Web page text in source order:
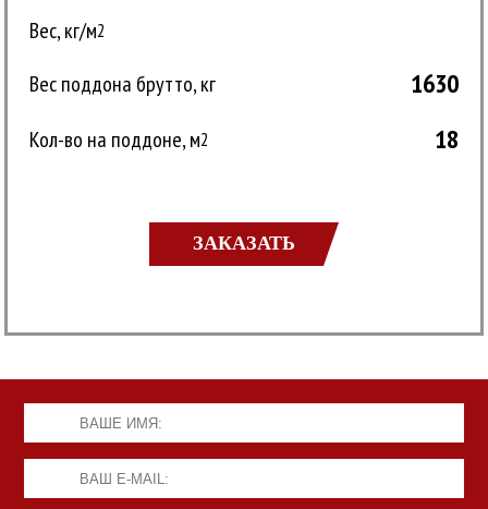
Вес, кг/м2
Вес поддона брутто, кг 1630
Кол-во на поддоне, м2 18
ЗАКАЗАТЬ